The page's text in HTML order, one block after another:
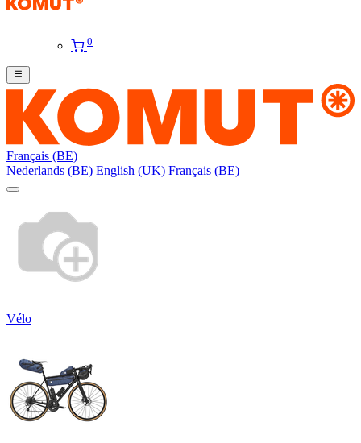
0
Français (BE)
Nederlands (BE) English (UK) Français (BE)
Vélo